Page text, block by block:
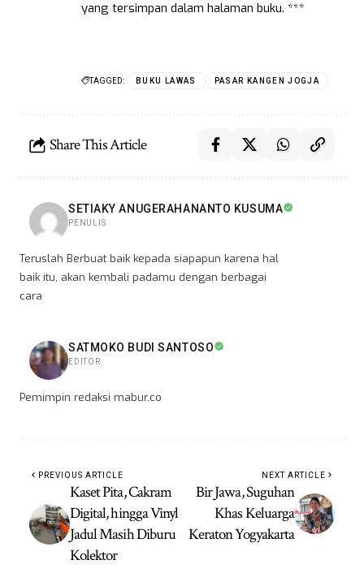
yang tersimpan dalam halaman buku. ***
TAGGED: BUKU LAWAS PASAR KANGEN JOGJA
Share This Article
SETIAKY ANUGERAHANANTO KUSUMA
PENULIS
Teruslah Berbuat baik kepada siapapun karena hal
baik itu, akan kembali padamu dengan berbagai
cara
SATMOKO BUDI SANTOSO
EDITOR
Pemimpin redaksi mabur.co
PREVIOUS ARTICLE
Kaset Pita, Cakram
Digital, hingga Vinyl
Jadul Masih Diburu
Kolektor
NEXT ARTICLE
Bir Jawa, Suguhan
Khas Keluarga
Keraton Yogyakarta